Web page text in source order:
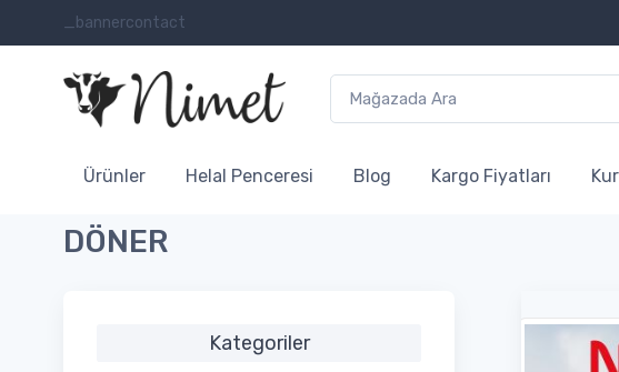
_bannercontact
Ürünler Helal Penceresi Blog Kargo Fiyatları
DÖNER
Kategoriler